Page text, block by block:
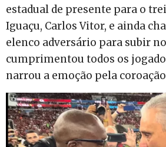
estadual de presente para o
Iguaçu, Carlos Vitor, e ainda
elenco adversário para subir
cumprimentou todos os
narrou a emoção pela